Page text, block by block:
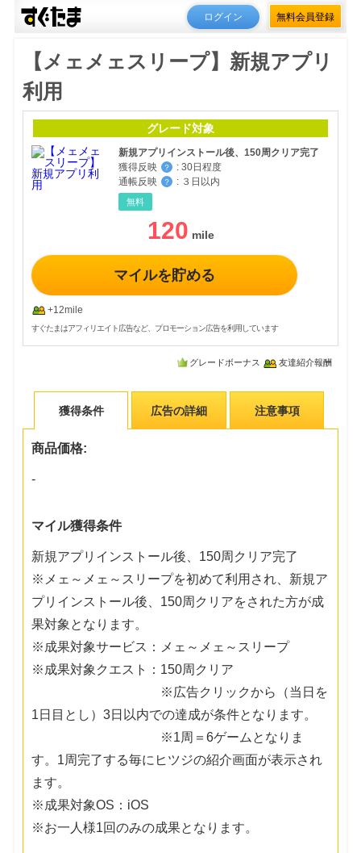
ログイン 無料会員登録
【メェメェスリープ】新規アプリ
利用
グレード対象
新規アプリインストール後、150周クリア完了
獲得反映
？ : 30日程度
通帳反映
？ : ３日以内
無料
120
マイルを貯める
+12mile
すぐたまはアフィリエイト広告など、プロモーション広告を利用しています
グレードボーナス 友達紹介報酬
獲得条件 広告の詳細 注意事項
商品価格:
-
マイル獲得条件
新規アプリインストール後、150周クリア完了
※メェ～メェ～スリープを初めて利用され、新規ア
プリインストール後、150周クリアをされた方が成
果対象となります。
※成果対象サービス：メェ～メェ～スリープ
※成果対象クエスト：150周クリア
※広告クリックから（当日を
1日目とし）3日以内での達成が条件となります。
※1周＝6ゲームとなりま
す。1周完了する毎にヒツジの紹介画面が表示され
ます。
※成果対象OS：iOS
※お一人様1回のみの成果となります。